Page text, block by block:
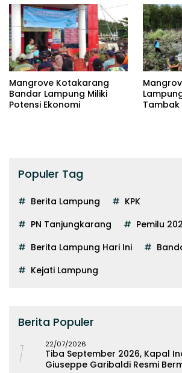
Mangrove Kotakarang
Bandar Lampung Miliki
Potensi Ekonomi
Tambak
Populer Tag
Berita Lampung
KPK
PN Tanjungkarang
Pemilu
Berita Lampung Hari Ini
Kejati Lampung
Berita Populer
1 22/07/2026
Tiba September 2026, Kapal
Giuseppe Garibaldi Resmi